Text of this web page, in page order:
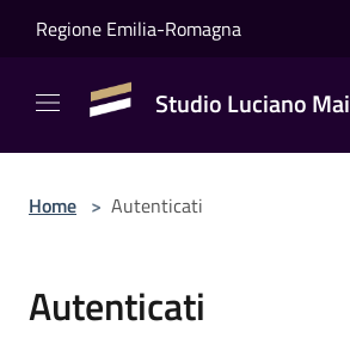
Regione Emilia-Romagna
Studio Luciano Mai
Home > Autenticati
Autenticati